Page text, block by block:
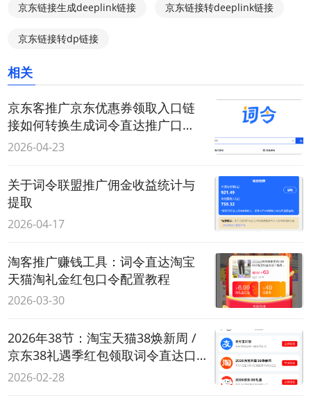
京东链接生成deeplink链接 京东链接转deeplink链接
京东链接转dp链接
相关
京东客推广京东优惠券领取入口链
接如何转换生成词令直达推广口
令？
2026-04-23
关于词令联盟推广佣金收益统计与
提取
2026-04-17
淘客推广赚钱工具：词令直达淘宝
天猫淘礼金红包口令配置教程
2026-03-30
2026年38节：淘宝天猫38焕新周 /
京东38礼遇季红包领取词令直达口
令
2026-02-28